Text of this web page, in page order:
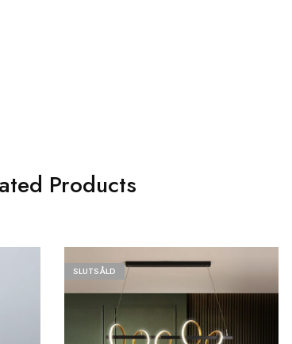
Products
SLUTSÅLD